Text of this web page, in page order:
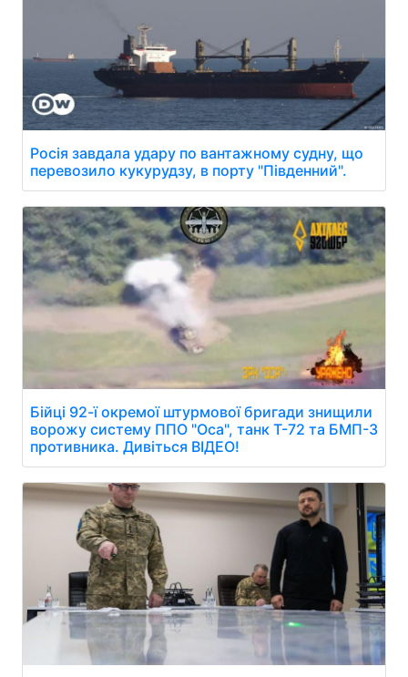
Росія завдала удару по вантажному судну, що
перевозило кукурудзу, в порту "Південний".
Бійці 92-ї окремої штурмової бригади знищили
ворожу систему ППО "Оса", танк Т-72 та БМП-3
противника. Дивіться ВІДЕО!